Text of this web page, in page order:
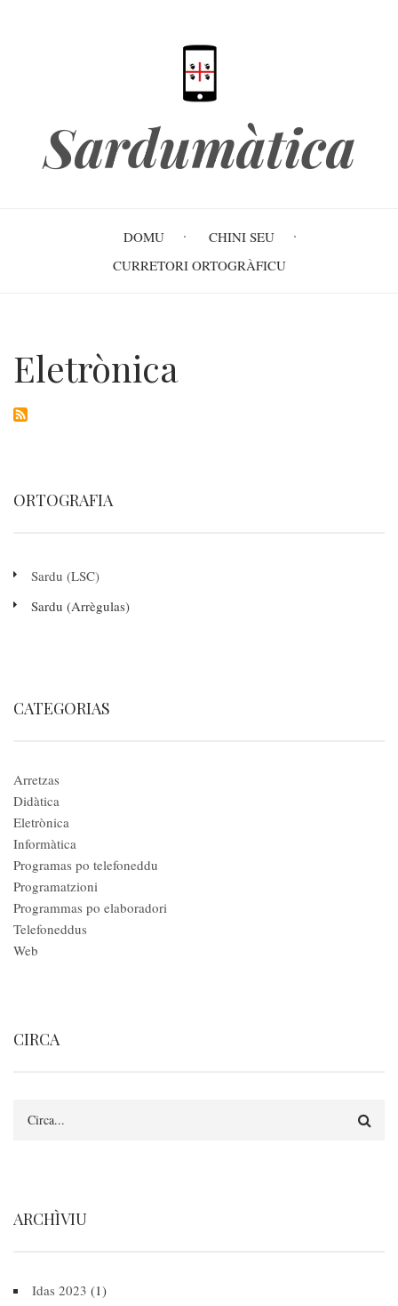
Sardumàtica
navigation
DOMU
CHINI SEU
CURRETORI ORTOGRÀFICU
Eletrònica
ORTOGRAFIA
Sardu (LSC)
Sardu (Arrègulas)
CATEGORIAS
Arretzas
Didàtica
Eletrònica
Informàtica
Programas po telefoneddu
Programatzioni
Programmas po elaboradori
Telefoneddus
Web
CIRCA
ARCHÌVIU
Idas 2023 (1)